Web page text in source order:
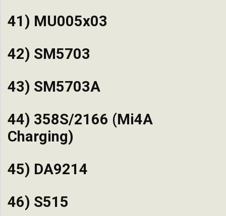
41) MU005x03
42) SM5703
43) SM5703A
44) 358S/2166 (Mi4A
Charging)
45) DA9214
46) S515